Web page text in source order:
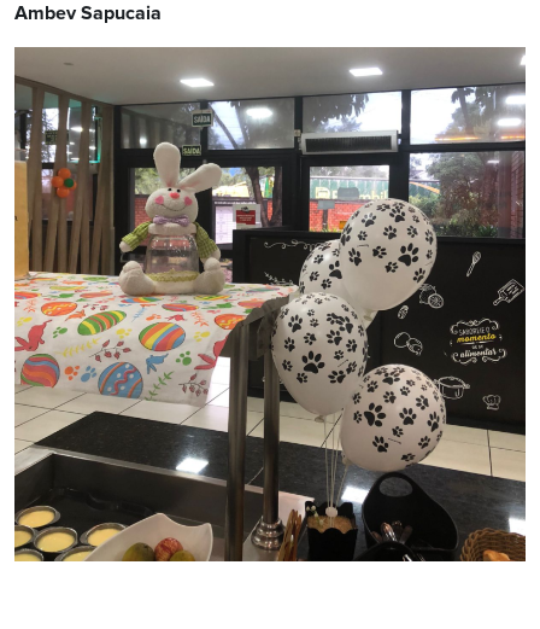
Ambev Sapucaia